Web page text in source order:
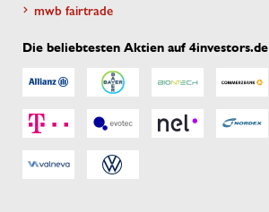
mwb fairtrade
Die beliebtesten Aktien auf 4investors.de